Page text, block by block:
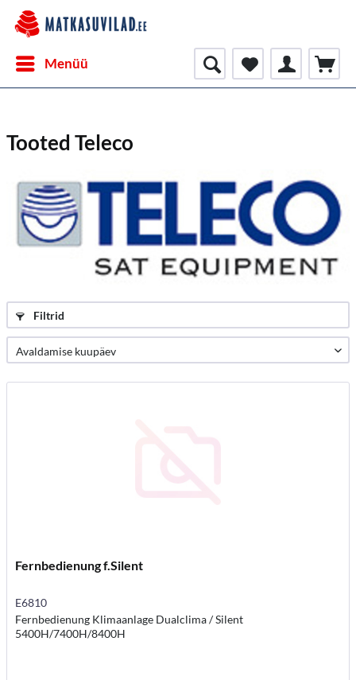
Menüü
Tooted Teleco
Filtrid
Fernbedienung f.Silent
E6810
Fernbedienung Klimaanlage Dualclima / Silent
5400H/7400H/8400H